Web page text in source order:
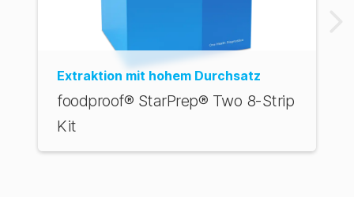
Extraktion mit hohem Durchsatz
foodproof® StarPrep® Two 8-Strip
Kit